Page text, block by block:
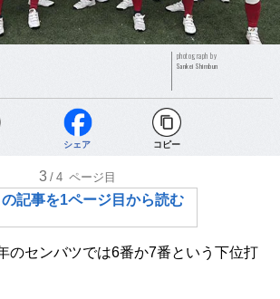
photograph by
Sankei Shimbun
シェア コピー
3 /4 ページ目
の記事を1ページ目から読む
のセンバツでは6番か7番という下位打